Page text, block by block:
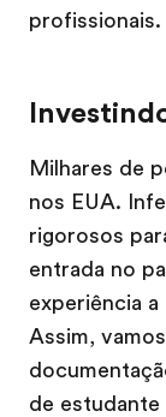
profissionais.
Milhares de
nos EUA.
rigorosos
entrada no
experiência
Assim,
de estudante